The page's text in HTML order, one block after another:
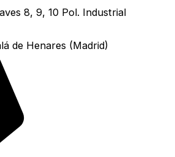
8, 9, 10 Pol. Industrial
de Henares (Madrid)